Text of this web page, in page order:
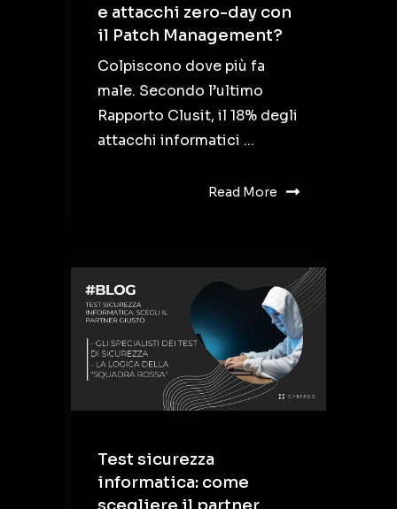
e attacchi zero-day con
il Patch Management?
Colpiscono dove più fa
male. Secondo l’ultimo
Rapporto Clusit, il 18% degli
attacchi informatici ...
Read More
Test sicurezza
informatica: come